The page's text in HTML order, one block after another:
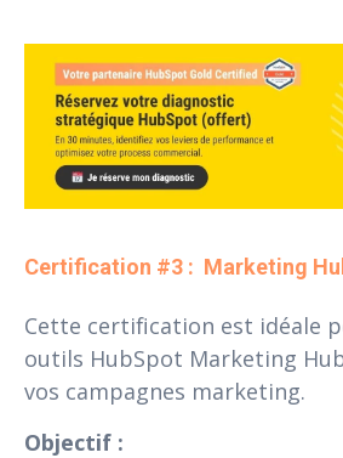
Certification #3 :  Marketing
Cette certification est idéale
outils HubSpot Marketing
vos campagnes marketing.
Objectif :